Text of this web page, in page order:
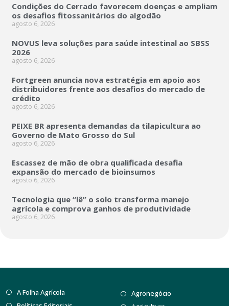
Condições do Cerrado favorecem doenças e ampliam
os desafios fitossanitários do algodão
agosto 6, 2026
NOVUS leva soluções para saúde intestinal ao SBSS
2026
agosto 6, 2026
Fortgreen anuncia nova estratégia em apoio aos
distribuidores frente aos desafios do mercado de
crédito
agosto 6, 2026
PEIXE BR apresenta demandas da tilapicultura ao
Governo de Mato Grosso do Sul
agosto 6, 2026
Escassez de mão de obra qualificada desafia
expansão do mercado de bioinsumos
agosto 6, 2026
Tecnologia que “lê” o solo transforma manejo
agrícola e comprova ganhos de produtividade
agosto 6, 2026
A Folha Agrícola
Agronegócio